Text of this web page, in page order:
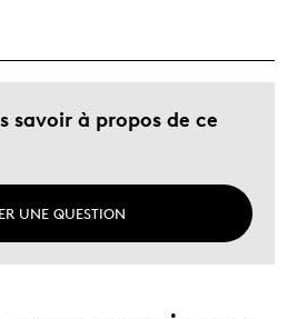
savoir à propos de ce
UNE QUESTION